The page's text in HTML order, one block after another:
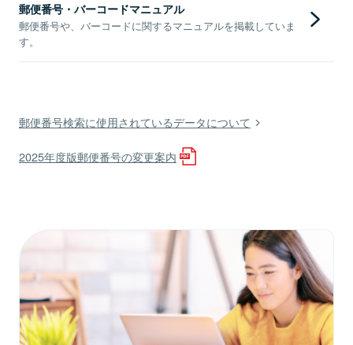
郵便番号・バーコードマニュアル
郵便番号や、バーコードに関するマニュアルを掲載していま
す。
郵便番号検索に使用されているデータについて
2025年度版郵便番号の変更案内